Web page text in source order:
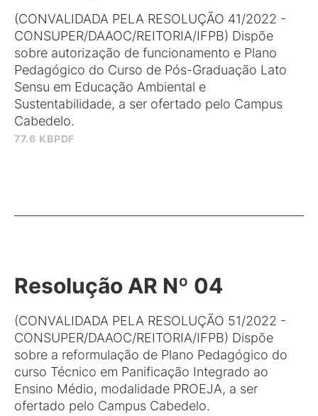
77.6 KBPDF
(CONVALIDADA PELA RESOLUÇÃO 41/2022 -
CONSUPER/DAAOC/REITORIA/IFPB) Dispõe
sobre autorização de funcionamento e Plano
Pedagógico do Curso de Pós-Graduação Lato
Sensu em Educação Ambiental e
Sustentabilidade, a ser ofertado pelo Campus
Cabedelo.
Resolução AR Nº 04
(CONVALIDADA PELA RESOLUÇÃO 51/2022 -
CONSUPER/DAAOC/REITORIA/IFPB) Dispõe
sobre a reformulação de Plano Pedagógico do
curso Técnico em Panificação Integrado ao
Ensino Médio, modalidade PROEJA, a ser
ofertado pelo Campus Cabedelo.